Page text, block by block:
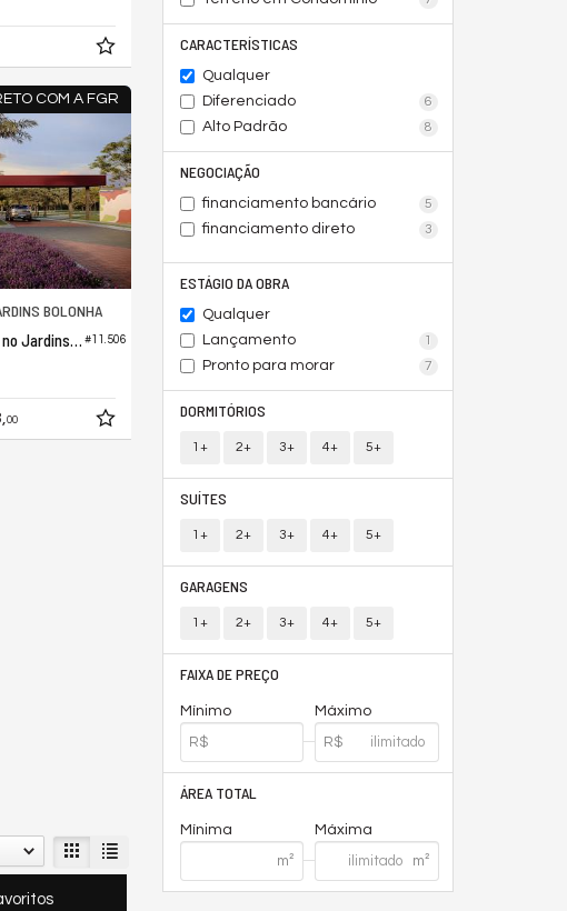
CARACTERÍSTICAS
Qualquer
Diferenciado
6
Alto Padrão 8
NEGOCIAÇÃO
financiamento bancário 5
financiamento direto 3
ESTÁGIO DA OBRA
Qualquer
Lançamento
1
Pronto para morar 7
DORMITÓRIOS
1+ 2+ 3+ 4+ 5+
SUÍTES
1+ 2+ 3+ 4+ 5+
GARAGENS
1+ 2+ 3+ 4+ 5+
FAIXA DE PREÇO
Mínimo Máximo
ÁREA TOTAL
Mínima Máxima
COM A FGR
#11.506
BOLONHA
Terreno em Condomínio no Jardins Turim
00